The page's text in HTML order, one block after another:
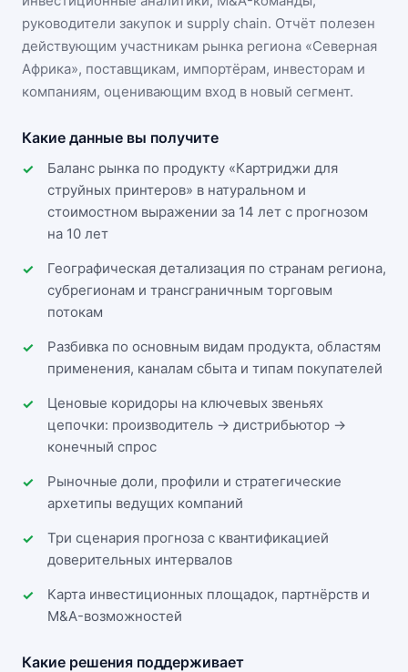
руководители закупок и supply chain. Отчёт полезен
действующим участникам рынка региона «Северная
Африка», поставщикам, импортёрам, инвесторам и
компаниям, оценивающим вход в новый сегмент.
Какие данные вы получите
Баланс рынка по продукту «Картриджи для
струйных принтеров» в натуральном и
стоимостном выражении за 14 лет с прогнозом
на 10 лет
Географическая детализация по странам региона,
субрегионам и трансграничным торговым
потокам
Разбивка по основным видам продукта, областям
применения, каналам сбыта и типам покупателей
Ценовые коридоры на ключевых звеньях
цепочки: производитель → дистрибьютор →
конечный спрос
Рыночные доли, профили и стратегические
архетипы ведущих компаний
Три сценария прогноза с квантификацией
доверительных интервалов
Карта инвестиционных площадок, партнёрств и
M&A-возможностей
Какие решения поддерживает